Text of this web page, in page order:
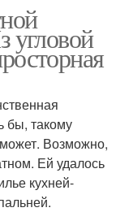
угловой
бы, такому
Возможно,
Ей удалось
кухней-